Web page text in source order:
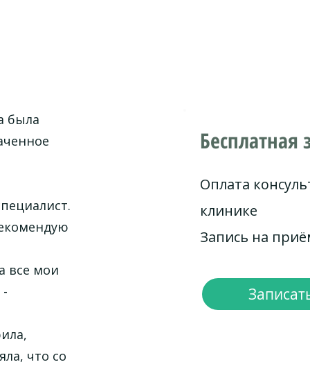
была
все мои
что со
Бесплатная
Оплата
клинике
Запись на